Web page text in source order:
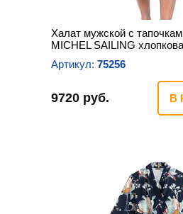
Халат мужской с
MICHEL SAILING
Артикул: 75256
9720 руб. В